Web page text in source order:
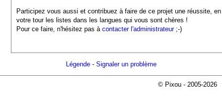
Participez vous aussi et contribuez à faire de ce projet une réussite,
votre tour les listes dans les langues qui vous sont chères !
Pour ce faire, n'hésitez pas àcontacter l'administrateur;-)
Légende- Signaler un problème
© Pixou - 2005-2026